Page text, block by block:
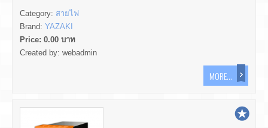
Category: สายไฟ
Brand: YAZAKI
Price: 0.00 บาท
Created by: webadmin
MORE...